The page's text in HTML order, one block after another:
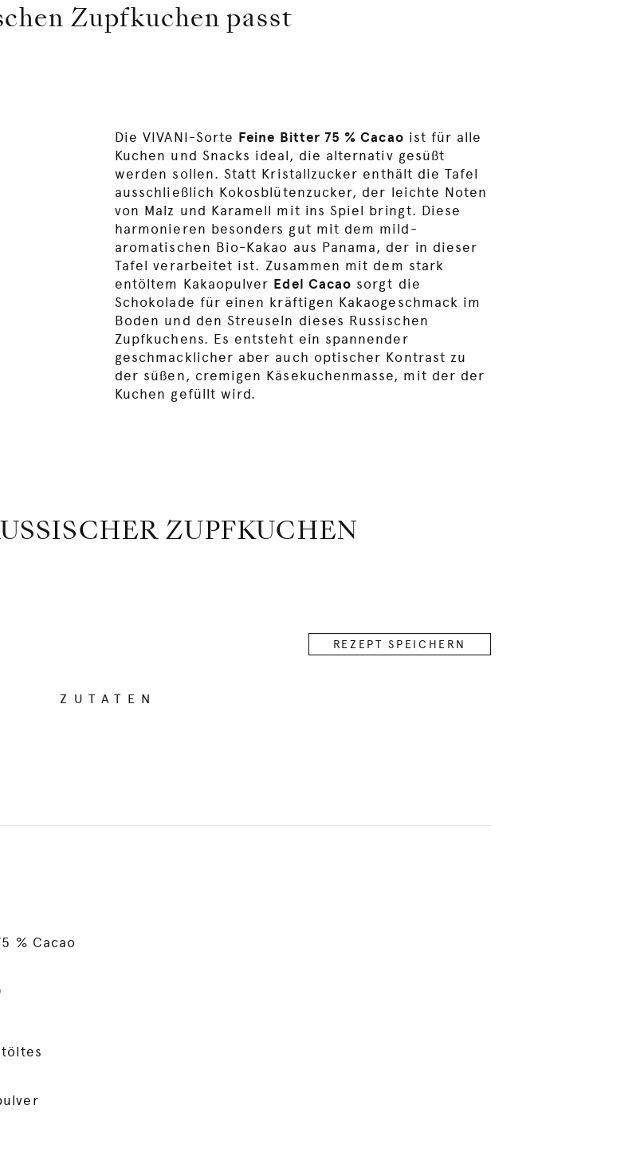
Zupfkuchen passt
Die VIVANI-Sorte Feine Bitter 75 % Cacao ist für alle
Kuchen und Snacks ideal, die alternativ gesüßt
werden sollen. Statt Kristallzucker enthält die Tafel
ausschließlich Kokosblütenzucker, der leichte Noten
von Malz und Karamell mit ins Spiel bringt. Diese
harmonieren besonders gut mit dem mild-
aromatischen Bio-Kakao aus Panama, der in dieser
Tafel verarbeitet ist. Zusammen mit dem stark
entöltem Kakaopulver Edel Cacao sorgt die
Schokolade für einen kräftigen Kakaogeschmack im
Boden und den Streuseln dieses Russischen
Zupfkuchens. Es entsteht ein spannender
geschmacklicher aber auch optischer Kontrast zu
der süßen, cremigen Käsekuchenmasse, mit der der
Kuchen gefüllt wird.
ZUPFKUCHEN
REZEPT SPEICHERN
ZUTATEN
% Cacao